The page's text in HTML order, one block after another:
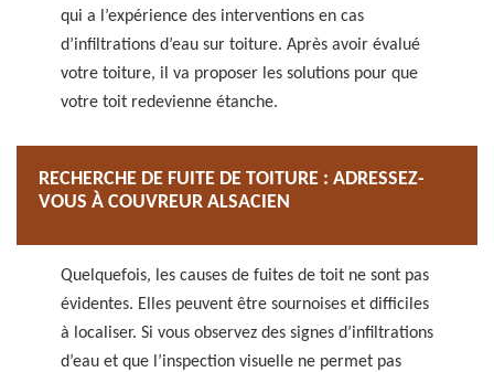
qui a l’expérience des interventions en cas
d’infiltrations d’eau sur toiture. Après avoir évalué
votre toiture, il va proposer les solutions pour que
votre toit redevienne étanche.
RECHERCHE DE FUITE DE TOITURE : ADRESSEZ-
VOUS À COUVREUR ALSACIEN
Quelquefois, les causes de fuites de toit ne sont pas
évidentes. Elles peuvent être sournoises et difficiles
à localiser. Si vous observez des signes d’infiltrations
d’eau et que l’inspection visuelle ne permet pas